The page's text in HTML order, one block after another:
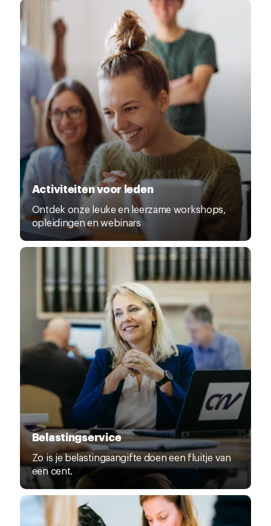
Activiteiten voor leden
Ontdek onze leuke en leerzame workshops,
opleidingen en webinars
Belastingservice
Zo is je belastingaangifte doen een fluitje van
een cent.